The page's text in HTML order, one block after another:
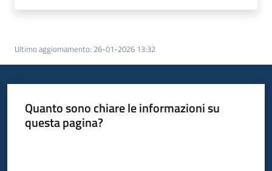
Ultimo aggiornamento: 26-01-2026 13:32
Quanto sono chiare le informazioni su
questa pagina?